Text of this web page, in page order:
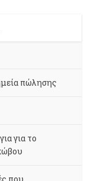
πώλησης
για το
που